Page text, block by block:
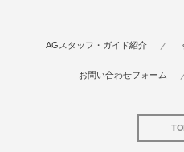
AGスタッフ・ガイド紹介
お問い合わせフォーム